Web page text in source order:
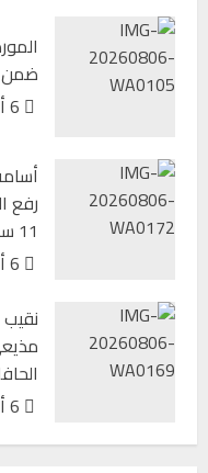
أسامة ربيع: تطوير
ضمن
11 ساعة